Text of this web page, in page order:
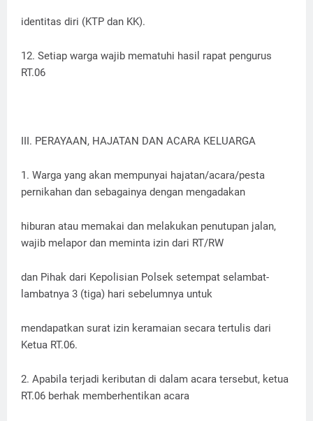
identitas diri (KTP dan KK).
12. Setiap warga wajib mematuhi hasil rapat pengurus
RT.06
III. PERAYAAN, HAJATAN DAN ACARA KELUARGA
1. Warga yang akan mempunyai hajatan/acara/pesta
pernikahan dan sebagainya dengan mengadakan
hiburan atau memakai dan melakukan penutupan jalan,
wajib melapor dan meminta izin dari RT/RW
dan Pihak dari Kepolisian Polsek setempat selambat-
lambatnya 3 (tiga) hari sebelumnya untuk
mendapatkan surat izin keramaian secara tertulis dari
Ketua RT.06.
2. Apabila terjadi keributan di dalam acara tersebut, ketua
RT.06 berhak memberhentikan acara